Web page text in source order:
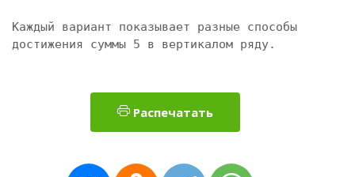
Каждый вариант показывает разные способы
Распечатать